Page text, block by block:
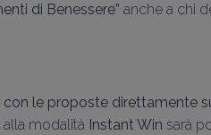
di Benessere” anche a chi
con le proposte direttamente
alla modalità Instant Win sarà